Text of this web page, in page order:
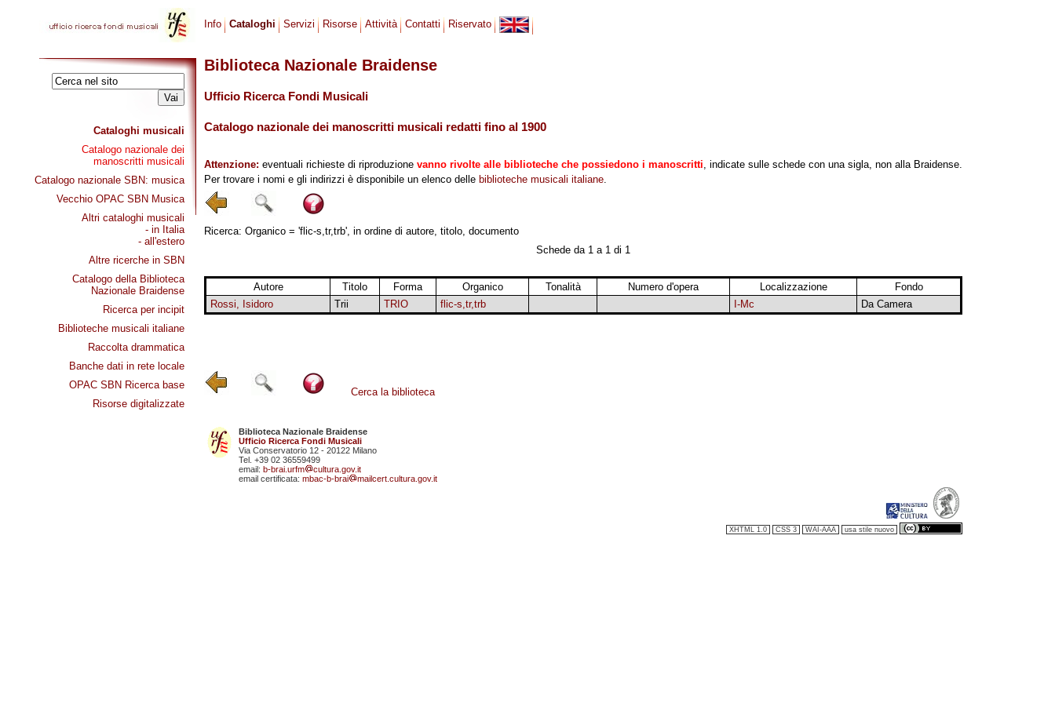
Cataloghi musicali
Catalogo nazionale dei
manoscritti musicali
Catalogo nazionale SBN: musica
Vecchio OPAC SBN Musica
Altri cataloghi musicali
- in Italia
- all'estero
Altre ricerche in SBN
Catalogo della Biblioteca
Nazionale Braidense
Ricerca per incipit
Biblioteche musicali italiane
Raccolta drammatica
Banche dati in rete locale
OPAC SBN Ricerca base
Risorse digitalizzate
Info Cataloghi Servizi Risorse Attività Contatti Riservato
Biblioteca Nazionale Braidense
Ufficio Ricerca Fondi Musicali
Catalogo nazionale dei manoscritti musicali redatti fino al 1900
Attenzione: eventuali richieste di riproduzione vanno rivolte alle biblioteche che possiedono i manoscritti, indicate sulle schede con una sigla, non alla Braidense.
Per trovare i nomi e gli indirizzi è disponibile un elenco delle biblioteche musicali italiane.
Ricerca: Organico = 'flic-s,tr,trb', in ordine di autore, titolo, documento
Schede da 1 a 1 di 1
Autore Titolo Forma Organico Tonalità Numero d'opera Localizzazione
Fondo
Rossi, Isidoro
Trii TRIO flic-s,tr,trb I-Mc Da Camera
Cerca la biblioteca
Biblioteca Nazionale Braidense
Ufficio Ricerca Fondi Musicali
Via Conservatorio 12 - 20122 Milano
Tel. +39 02 36559499
email: b-brai.urfm
cultura.gov.it
email certificata: mbac-b-brai mailcert.cultura.gov.it
XHTML 1.0 CSS 3 WAI-AAA usa stile nuovo